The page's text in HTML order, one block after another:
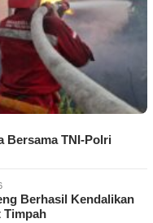
Bersama TNI-Polri
Berhasil Kendalikan
Timpah